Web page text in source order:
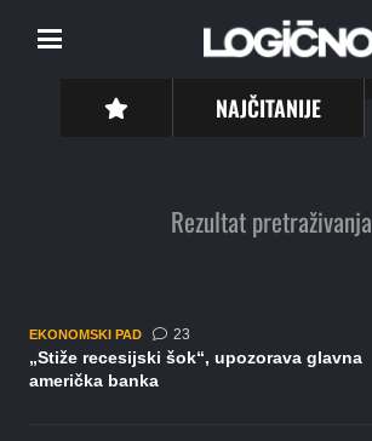
NAJČITANIJE
Rezultat pretraživanja
EKONOMSKI PAD 23komentara
„Stiže recesijski šok“, upozorava glavna
američka banka